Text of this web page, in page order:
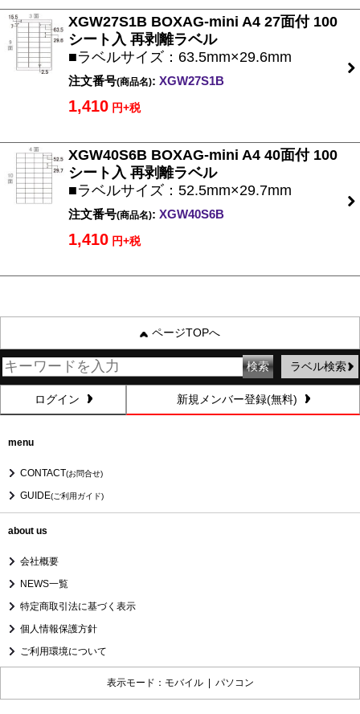
XGW27S1B BOXAG-mini A4 27面付 100
シート入 再剥離ラベル
■ラベルサイズ：63.5mm×29.6mm
注文番号(商品名): XGW27S1B
1,410 円+税
XGW40S6B BOXAG-mini A4 40面付 100
シート入 再剥離ラベル
■ラベルサイズ：52.5mm×29.7mm
注文番号(商品名): XGW40S6B
1,410 円+税
ページTOPへ
ラベル検索
ログイン 新規メンバー登録(無料)
menu
CONTACT(お問合せ)
GUIDE(ご利用ガイド)
about us
会社概要
NEWS一覧
特定商取引法に基づく表示
個人情報保護方針
ご利用環境について
表示モード：モバイル | パソコン